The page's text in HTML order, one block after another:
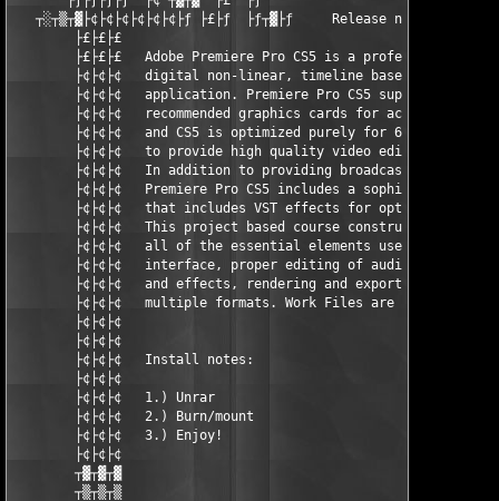
   ┬░┬▒┬▓├¢├¢├¢├¢├¢├¢├ƒ ├£├ƒ  ├ƒ┬▓├ƒ     Release notes:
        ├£├£├£
├£├£├£   Adobe Premiere Pro CS5 is a professional,
├¢├¢├¢   digital non-linear, timeline based video
├¢├¢├¢   application. Premiere Pro CS5 supports
├¢├¢├¢   recommended graphics cards for accelerated
├¢├¢├¢   and CS5 is optimized purely for 64-bit
├¢├¢├¢   to provide high quality video editing in
├¢├¢├¢   In addition to providing broadcast quality
├¢├¢├¢   Premiere Pro CS5 includes a sophisticated
├¢├¢├¢   that includes VST effects for optimum aural
├¢├¢├¢   This project based course constructs a film,
├¢├¢├¢   all of the essential elements users need to
├¢├¢├¢   interface, proper editing of audio and
├¢├¢├¢   and effects, rendering and exporting for
        ├¢├¢├¢   multiple formats. Work Files are included.
        ├¢├¢├¢
        ├¢├¢├¢
        ├¢├¢├¢   Install notes:
        ├¢├¢├¢
        ├¢├¢├¢   1.) Unrar
        ├¢├¢├¢   2.) Burn/mount
        ├¢├¢├¢   3.) Enjoy!
        ├¢├¢├¢
        ┬▓┬▓┬▓
        ┬▒┬▒┬▒